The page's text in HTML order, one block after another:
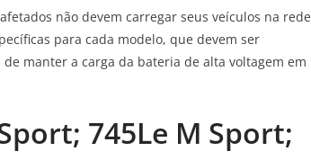
não devem carregar seus veículos na rede
para cada modelo, que devem ser
manter a carga da bateria de alta voltagem em
745Le M Sport;